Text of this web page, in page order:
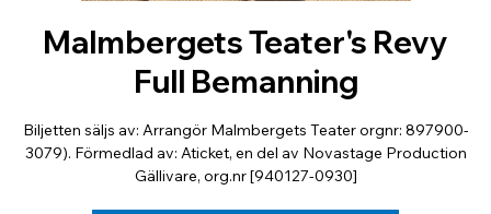
Malmbergets Teater's Revy
Full Bemanning
Biljetten säljs av: Arrangör Malmbergets Teater orgnr: 897900-
3079). Förmedlad av: Aticket, en del av Novastage Production
Gällivare, org.nr [940127-0930]